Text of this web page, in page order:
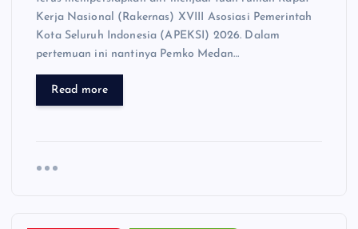
Kerja Nasional (Rakernas) XVIII Asosiasi Pemerintah
Kota Seluruh Indonesia (APEKSI) 2026. Dalam
pertemuan ini nantinya Pemko Medan…
Read more